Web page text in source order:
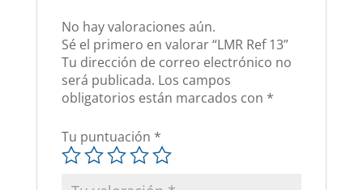
No hay valoraciones aún.
Sé el primero en valorar “LMR Ref 13”
Tu dirección de correo electrónico no
será publicada. Los campos
obligatorios están marcados con *
Tu puntuación *